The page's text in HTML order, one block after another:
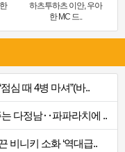
하츠투하츠 이안, 우아
한 MC 드..
심 때 4병 마셔”(바..
다정남‥파파라치에 ..
비니키 소화 ‘역대급..